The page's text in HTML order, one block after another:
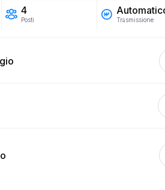
4
Posti Trasmissione